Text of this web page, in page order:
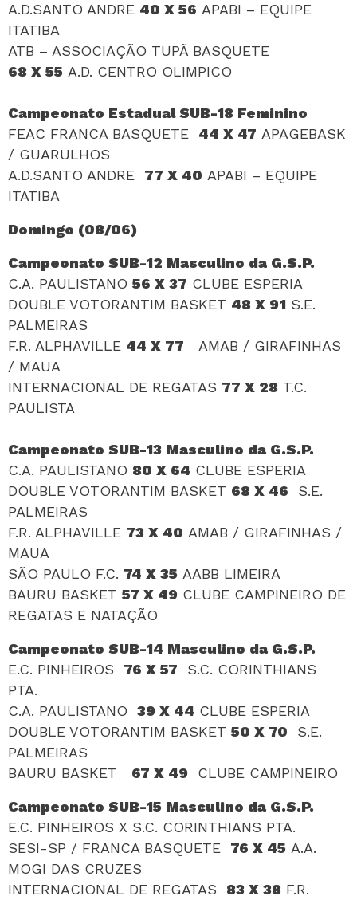
A.D.SANTO ANDRE 40 X 56 APABI – EQUIPE
ITATIBA
ATB – ASSOCIAÇÃO TUPÃ BASQUETE
68 X 55 A.D. CENTRO OLIMPICO
Campeonato Estadual SUB-18 Feminino
FEAC FRANCA BASQUETE
44 X 47 APAGEBASK
/ GUARULHOS
A.D.SANTO ANDRE
77 X 40 APABI – EQUIPE
ITATIBA
Domingo (08/06)
Campeonato SUB-12 Masculino da G.S.P.
C.A. PAULISTANO 56 X 37 CLUBE ESPERIA
DOUBLE VOTORANTIM BASKET 48 X 91 S.E.
PALMEIRAS
F.R. ALPHAVILLE 44 X 77
AMAB / GIRAFINHAS
/ MAUA
INTERNACIONAL DE REGATAS 77 X 28 T.C.
PAULISTA
Campeonato SUB-13 Masculino da G.S.P.
C.A. PAULISTANO 80 X 64 CLUBE ESPERIA
DOUBLE VOTORANTIM BASKET 68 X 46
S.E.
PALMEIRAS
F.R. ALPHAVILLE 73 X 40 AMAB / GIRAFINHAS /
MAUA
SÃO PAULO F.C. 74 X 35 AABB LIMEIRA
BAURU BASKET 57 X 49 CLUBE CAMPINEIRO DE
REGATAS E NATAÇÃO
Campeonato SUB-14 Masculino da G.S.P.
E.C. PINHEIROS
76 X 57
S.C. CORINTHIANS
PTA.
C.A. PAULISTANO
39 X 44 CLUBE ESPERIA
DOUBLE VOTORANTIM BASKET 50 X 70
S.E.
PALMEIRAS
BAURU BASKET
67 X 49
CLUBE CAMPINEIRO
Campeonato SUB-15 Masculino da G.S.P.
E.C. PINHEIROS X S.C. CORINTHIANS PTA.
SESI-SP / FRANCA BASQUETE
76 X 45 A.A.
MOGI DAS CRUZES
INTERNACIONAL DE REGATAS
83 X 38 F.R.